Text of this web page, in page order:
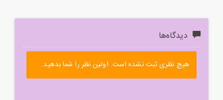
دیدگاه‌ها
هیچ نظری ثبت نشده است. اولین نظر را شما بدهید.